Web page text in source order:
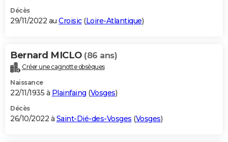
Décès
29/11/2022 au Croisic(Loire-Atlantique)
Bernard MICLO (86 ans)
Créer une cagnotte obsèques
Naissance
22/11/1935 à Plainfaing (Vosges)
Décès
26/10/2022 à Saint-Dié-des-Vosges (Vosges)